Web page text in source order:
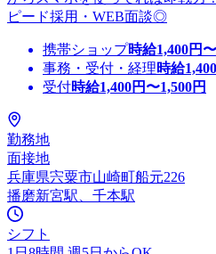
ピード採用・WEB面談◎
携帯ショップ時給1,400円〜
事務・受付・経理時給1,400
受付時給1,400円〜1,500円
勤務地
面接地
兵庫県宍粟市山崎町船元226
播磨新宮駅、千本駅
シフト